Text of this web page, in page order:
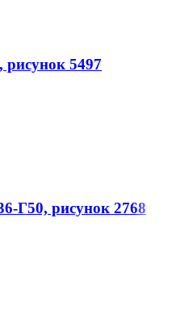
5497
Г50, рисунок 2768